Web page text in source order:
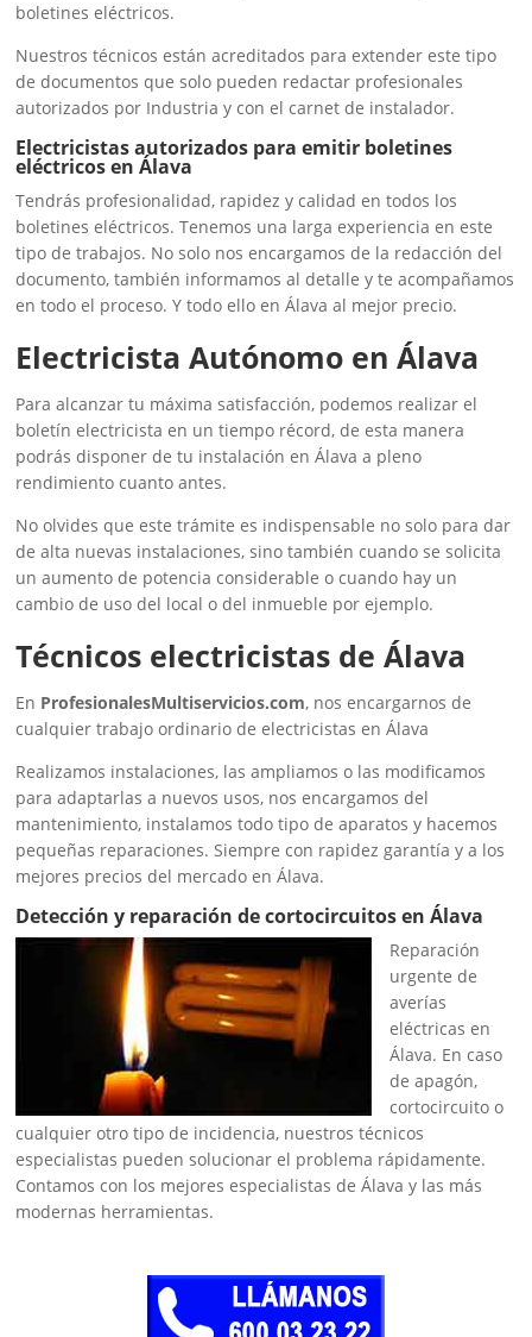
boletines eléctricos.
Nuestros técnicos están acreditados para extender este tipo
de documentos que solo pueden redactar profesionales
autorizados por Industria y con el carnet de instalador.
Electricistas autorizados para emitir boletines
eléctricos en Álava
Tendrás profesionalidad, rapidez y calidad en todos los
boletines eléctricos. Tenemos una larga experiencia en este
tipo de trabajos. No solo nos encargamos de la redacción del
documento, también informamos al detalle y te acompañamos
en todo el proceso. Y todo ello en Álava al mejor precio.
Electricista Autónomo en Álava
Para alcanzar tu máxima satisfacción, podemos realizar el
boletín electricista en un tiempo récord, de esta manera
podrás disponer de tu instalación en Álava a pleno
rendimiento cuanto antes.
No olvides que este trámite es indispensable no solo para dar
de alta nuevas instalaciones, sino también cuando se solicita
un aumento de potencia considerable o cuando hay un
cambio de uso del local o del inmueble por ejemplo.
Técnicos electricistas de Álava
En ProfesionalesMultiservicios.com, nos encargarnos de
cualquier trabajo ordinario de electricistas en Álava
Realizamos instalaciones, las ampliamos o las modificamos
para adaptarlas a nuevos usos, nos encargamos del
mantenimiento, instalamos todo tipo de aparatos y hacemos
pequeñas reparaciones. Siempre con rapidez garantía y a los
mejores precios del mercado en Álava.
Detección y reparación de cortocircuitos en Álava
Reparación
urgente de
averías
eléctricas en
Álava. En caso
de apagón,
cortocircuito o
cualquier otro tipo de incidencia, nuestros técnicos
especialistas pueden solucionar el problema rápidamente.
Contamos con los mejores especialistas de Álava y las más
modernas herramientas.